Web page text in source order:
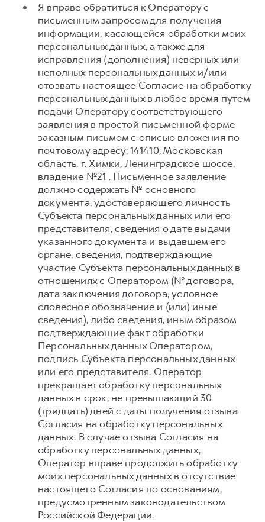
Я вправе обратиться к Оператору с
письменным запросом для получения
информации, касающейся обработки моих
персональных данных, а также для
исправления (дополнения) неверных или
неполных персональных данных и/или
отозвать настоящее Согласие на обработку
персональных данных в любое время путем
подачи Оператору соответствующего
заявления в простой письменной форме
заказным письмом с описью вложения по
почтовому адресу: 141410, Московская
область, г. Химки, Ленинградское шоссе,
владение №21 . Письменное заявление
должно содержать № основного
документа, удостоверяющего личность
Субъекта персональных данных или его
представителя, сведения о дате выдачи
указанного документа и выдавшем его
органе, сведения, подтверждающие
участие Субъекта персональных данных в
отношениях с Оператором (№ договора,
дата заключения договора, условное
словесное обозначение и (или) иные
сведения), либо сведения, иным образом
подтверждающие факт обработки
Персональных данных Оператором,
подпись Субъекта персональных данных
или его представителя. Оператор
прекращает обработку персональных
данных в срок, не превышающий 30
(тридцать) дней с даты получения отзыва
Согласия на обработку персональных
данных. В случае отзыва Согласия на
обработку персональных данных,
Оператор вправе продолжить обработку
моих персональных данных в отсутствие
настоящего Согласия по основаниям,
предусмотренным законодательством
Российской Федерации.